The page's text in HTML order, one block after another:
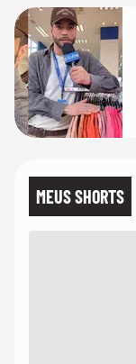
MEUS SHORTS